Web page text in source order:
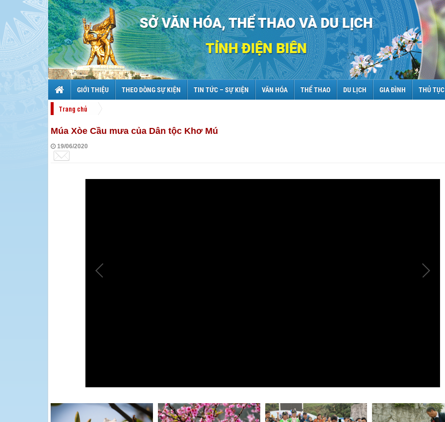
GIỚI THIỆU THEO DÒNG SỰ KIỆN TIN TỨC – SỰ KIỆN VĂN HÓA THỂ THAO DU LỊCH GIA ĐÌNH THỦ
Trang chủ
Múa Xòe Cầu mưa của Dân tộc Khơ Mú
19/06/2020